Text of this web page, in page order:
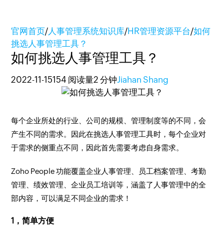
官网首页/人事管理系统知识库/HR管理资源平台/如何
挑选人事管理工具？
如何挑选人事管理工具？
2022-11-15154 阅读量2 分钟Jiahan Shang
每个企业所处的行业、公司的规模、管理制度等的不同，会
产生不同的需求。因此在挑选人事管理工具时，每个企业对
于需求的侧重点不同，因此首先需要考虑自身需求。
Zoho People 功能覆盖企业人事管理、员工档案管理、考勤
管理、绩效管理、企业员工培训等，涵盖了人事管理中的全
部内容，可以满足不同企业的需求！
1，简单方便